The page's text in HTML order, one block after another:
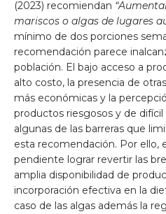
(2023) recomiendan
mariscos o algas de lugares
mínimo de dos porciones
recomendación parece
población. El bajo acceso a
alto costo, la presencia de
más económicas y la
productos riesgosos y de difícil
algunas de las barreras que
esta recomendación. Por ello,
pendiente lograr revertir las
amplia disponibilidad de
incorporación efectiva en la
caso de las algas además la